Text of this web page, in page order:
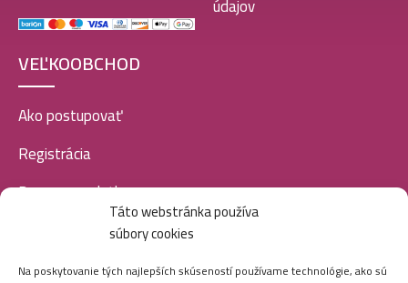
Táto webstránka používa
súbory cookies
Na poskytovanie tých najlepších skúseností používame technológie, ako sú
údajov
VEĽKOOBCHOD
Ako postupovať
Registrácia
Doprava a platba
SOCIÁLNE SIETE